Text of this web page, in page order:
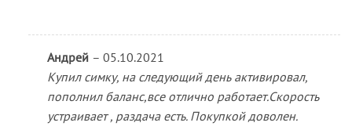
Андрей – 05.10.2021
Купил симку, на следующий день активировал,
пополнил баланс,все отлично работает.Скорость
устраивает , раздача есть. Покупкой доволен.